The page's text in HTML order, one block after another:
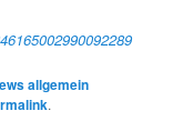
allgemein
.